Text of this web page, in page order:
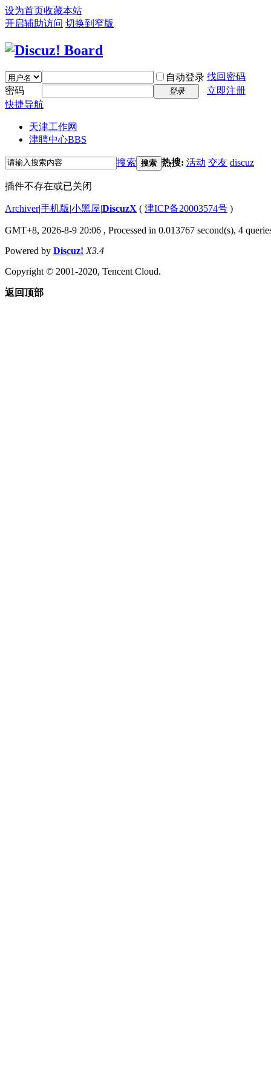
设为首页收藏本站
开启辅助访问 切换到窄版
自动登录 找回密码
密码
登录
立即注册
快捷导航
天津工作网
津聘中心BBS
搜索 搜索 热搜: 活动 交友 discuz
插件不存在或已关闭
Archiver|手机版|小黑屋|DiscuzX ( 津ICP备20003574号 )
GMT+8, 2026-8-9 20:06 , Processed in 0.013767 second(s), 4
Powered by Discuz! X3.4
Copyright © 2001-2020, Tencent Cloud.
返回顶部